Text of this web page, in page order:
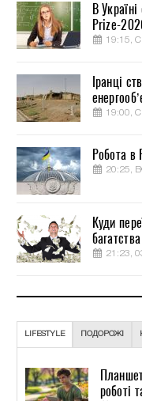
В
Prize-
19:15,
Іранці
19:00,
Робота в
20:25,
Куди
багатства
21:23,
LIFESTYLE ПОДОРОЖІ
роботі